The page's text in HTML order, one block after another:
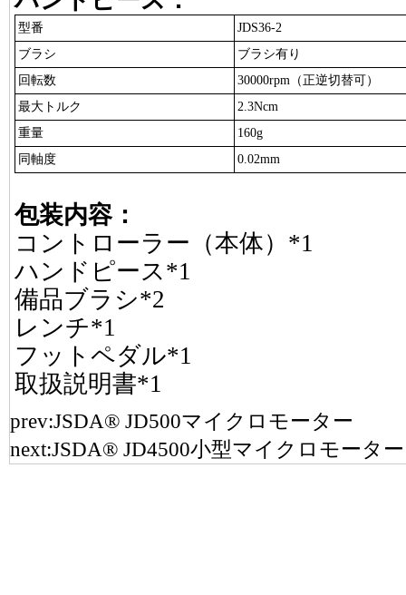
型番
JDS36-2
ブラシ
ブラシ有り
回転数
30000rpm（正逆切替可）
最大トルク
2.3Ncm
重量
160g
同軸度
0.02mm
包装内容：
コントローラー（本体）*1
ハンドピース*1
備品ブラシ*2
レンチ*1
フットペダル*1
取扱説明書*1
prev:JSDA® JD500マイクロモーター
next:JSDA® JD4500小型マイクロモーター